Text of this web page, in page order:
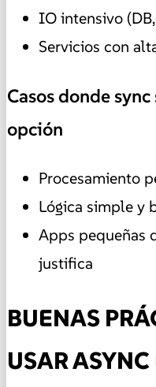
IO intensivo
Servicios con
Casos donde
opción
Procesamiento
Lógica simple y
Apps pequeñas
justifica
BUENAS
USAR